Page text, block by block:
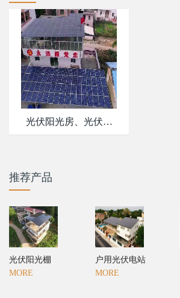
光伏阳光房、光伏阳
光棚
推荐产品
光伏阳光棚
MORE
户用光伏电站
MORE